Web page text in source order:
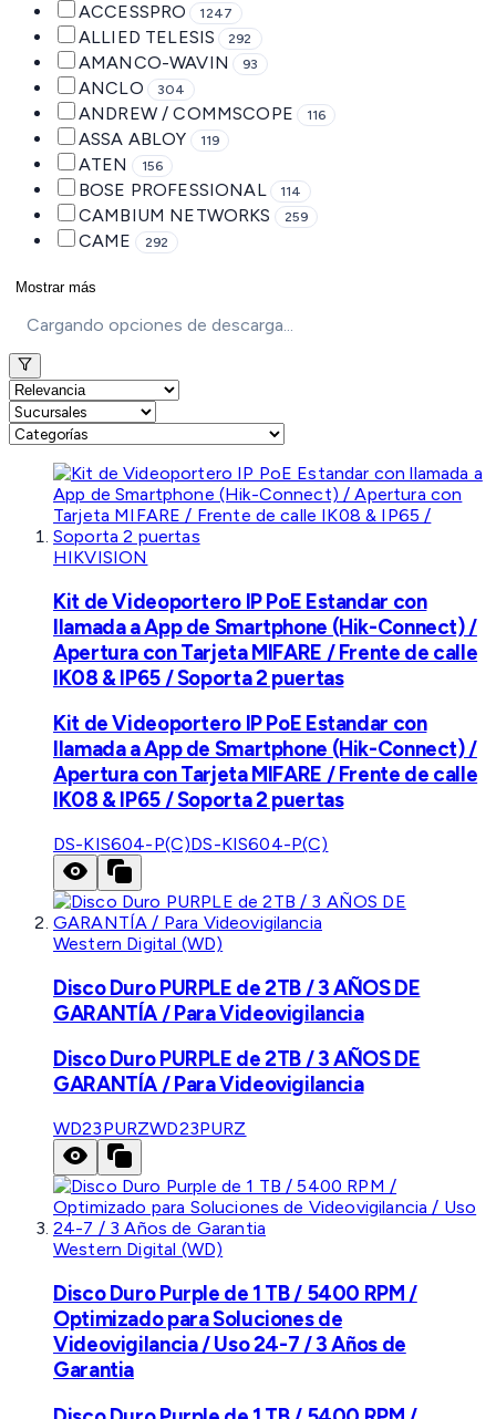
ACCESSPRO 1247
ALLIED TELESIS 292
AMANCO-WAVIN 93
ANCLO 304
ANDREW / COMMSCOPE 116
ASSA ABLOY 119
ATEN 156
BOSE PROFESSIONAL 114
CAMBIUM NETWORKS 259
CAME 292
Mostrar más
Cargando opciones de descarga...
HIKVISION
Kit de Videoportero IP PoE Estandar con
llamada a App de Smartphone (Hik-Connect) /
Apertura con Tarjeta MIFARE / Frente de calle
IK08 & IP65 / Soporta 2 puertas
Kit de Videoportero IP PoE Estandar con
llamada a App de Smartphone (Hik-Connect) /
Apertura con Tarjeta MIFARE / Frente de calle
IK08 & IP65 / Soporta 2 puertas
DS-KIS604-P(C)DS-KIS604-P(C)
Western Digital (WD)
Disco Duro PURPLE de 2TB / 3 AÑOS DE
GARANTÍA / Para Videovigilancia
Disco Duro PURPLE de 2TB / 3 AÑOS DE
GARANTÍA / Para Videovigilancia
WD23PURZWD23PURZ
Western Digital (WD)
Disco Duro Purple de 1 TB / 5400 RPM /
Optimizado para Soluciones de
Videovigilancia / Uso 24-7 / 3 Años de
Garantia